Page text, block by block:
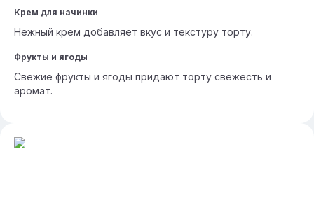
Крем для начинки
Нежный крем добавляет вкус и текстуру торту.
Фрукты и ягоды
Свежие фрукты и ягоды придают торту свежесть и
аромат.